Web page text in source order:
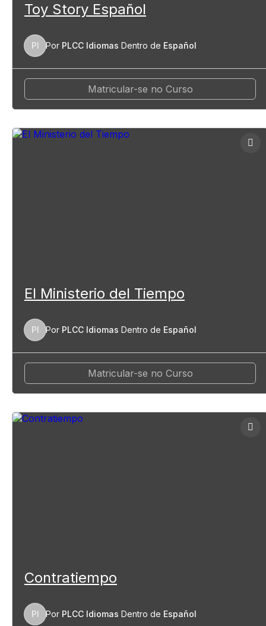
Toy Story Español
PI Por PLCC Idiomas Dentro de Español
Matricular-se no Curso
El Ministerio del Tiempo
PI Por PLCC Idiomas Dentro de Español
Matricular-se no Curso
Contratiempo
PI Por PLCC Idiomas Dentro de Español